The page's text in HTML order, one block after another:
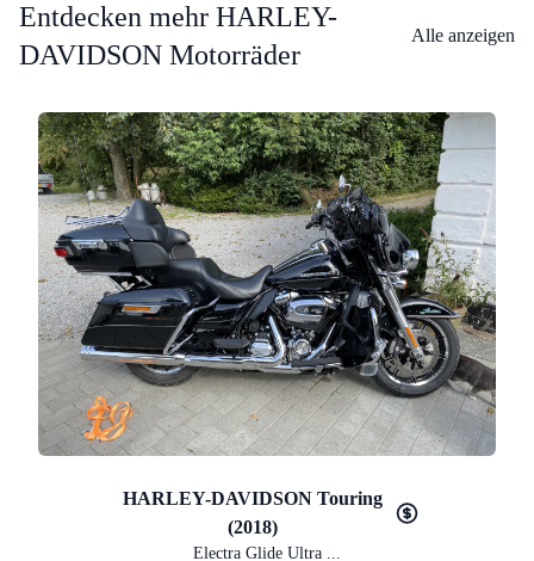
Entdecken mehr HARLEY-
DAVIDSON Motorräder
Alle anzeigen
HARLEY-DAVIDSON Touring
(2018)
Electra Glide Ultra ...